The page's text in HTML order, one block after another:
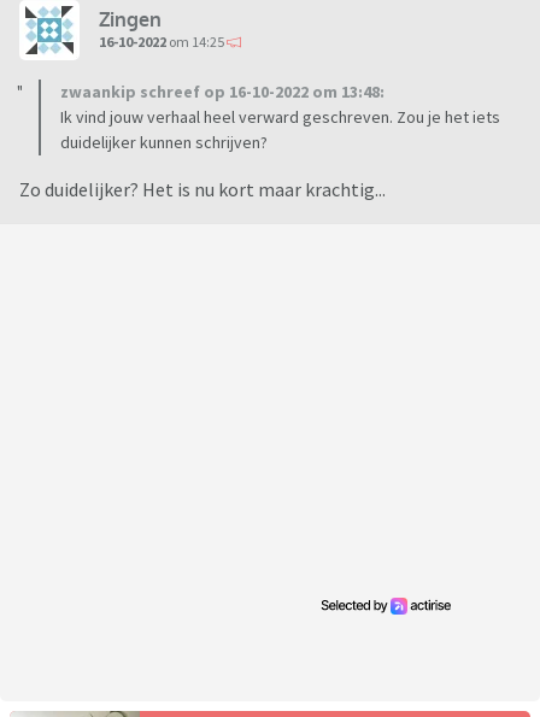
Zingen
16-10-2022 om 14:25
zwaankip schreef op 16-10-2022 om 13:48:
Ik vind jouw verhaal heel verward geschreven. Zou je het iets
duidelijker kunnen schrijven?
Zo duidelijker? Het is nu kort maar krachtig...